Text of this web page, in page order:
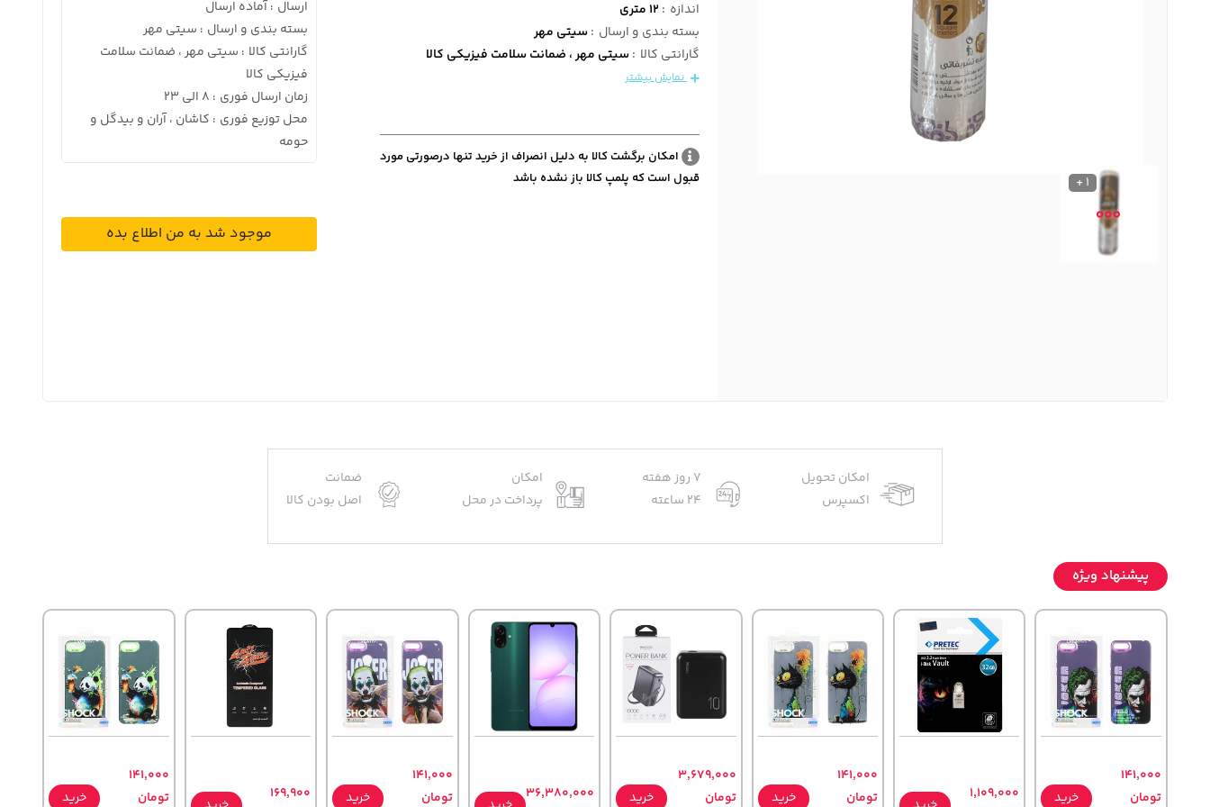
نوشیدنی ها
روشنایی و الکتریکی
1 +
اندازه :12 متری
بسته بندی و ارسال :سیتی مهر
گارانتی کالا :سیتی مهر ، ضمانت سلامت فیزیکی کالا
نمایش بیشتر
امکان برگشت کالا به دلیل انصراف از خرید تنها درصورتی مورد
قبول است که پلمپ کالا باز نشده باشد
ارسال :آماده ارسال
بسته بندی و ارسال : سیتی مهر
گارانتی کالا : سیتی مهر ، ضمانت سلامت
فیزیکی کالا
زمان ارسال فوری : 8 الی 23
محل توزیع فوری : کاشان ، آران و بیدگل و
حومه
موجود شد به من اطلاع بده
امکان تحویل
اکسپرس
7 روز هفته
24 ساعته
امکان
پرداخت در محل
ضمانت
اصل بودن کالا
پیشنهاد ویژه
141,000
تومان
خرید
1,109,000
141,000
تومان
خرید
3,679,000
تومان
خرید
36,380,000
141,000
تومان
خرید
169,900
141,000
تومان
خرید